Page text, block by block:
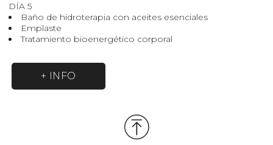
DÍA 5
Baño de hidroterapia con aceites esenciales
Emplaste
Tratamiento bioenergético corporal
+ INFO